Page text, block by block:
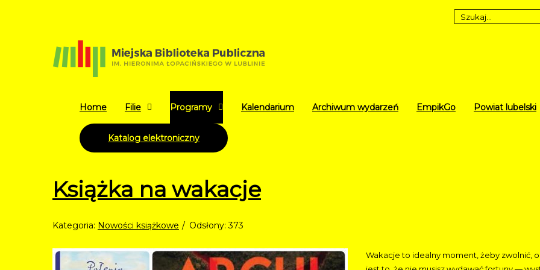
Home Filie Programy Kalendarium Archiwum wydarzeń EmpikGo Powiat lubelski
Katalog elektroniczny
Książka na wakacje
Kategoria: Nowości książkowe Odsłony: 373
Wakacje to idealny moment, żeby zwolnić,